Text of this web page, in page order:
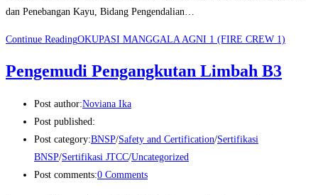
dan Penebangan Kayu, Bidang Pengendalian…
Continue ReadingOKUPASI MANGGALA AGNI 1 (FIRE CREW 1)
Pengemudi Pengangkutan Limbah B3
Post author:Noviana Ika
Post published:
Post category:BNSP/Safety and Certification/Sertifikasi
BNSP/Sertifikasi JTCC/Uncategorized
Post comments:0 Comments